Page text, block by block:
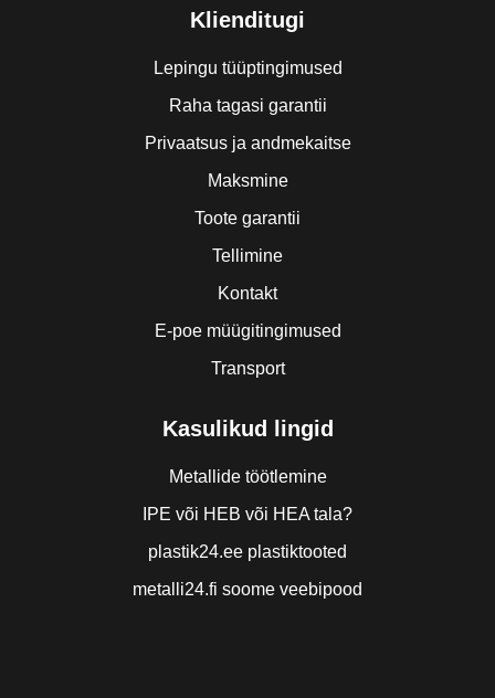
Klienditugi
Lepingu tüüptingimused
Raha tagasi garantii
Privaatsus ja andmekaitse
Maksmine
Toote garantii
Tellimine
Kontakt
E-poe müügitingimused
Transport
Kasulikud lingid
Metallide töötlemine
IPE või HEB või HEA tala?
plastik24.ee plastiktooted
metalli24.fi soome veebipood